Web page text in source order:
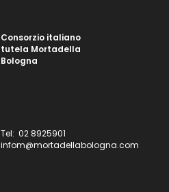
Consorzio italiano
tutela Mortadella
Bologna
Tel: 02 8925901
infom@mortadellabologna.com